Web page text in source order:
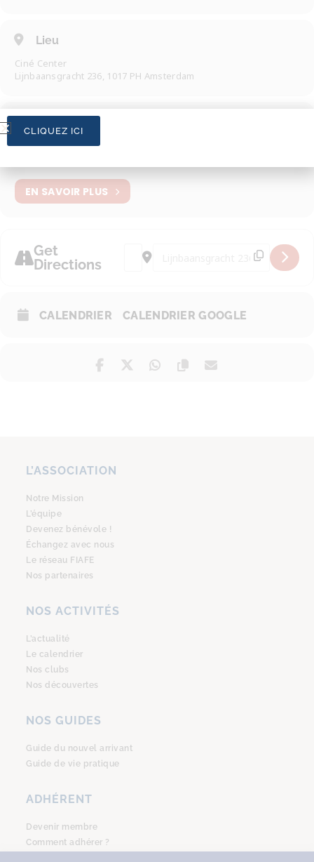
Lieu
Ciné Center
Lijnbaansgracht 236, 1017 PH Amsterdam
Cécile Schoenmakers
EN SAVOIR PLUS
Get
Directions
Address - Séance Ciné [xDFad6oxy]
Destination Address - Séance
CALENDRIER CALENDRIER GOOGLE
L’ASSOCIATION
Notre Mission
L’équipe
Devenez bénévole !
Échangez avec nous
Le réseau FIAFE
Nos partenaires
NOS ACTIVITÉS
L’actualité
Le calendrier
Nos clubs
Nos découvertes
NOS GUIDES
Guide du nouvel arrivant
Guide de vie pratique
ADHÉRENT
Devenir membre
Comment adhérer ?
CLIQUEZ ICI